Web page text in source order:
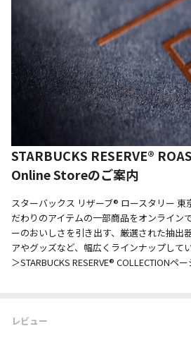
STARBUCKS RESERVE®
Online Storeのご案内
スターバックス リザーブ® ロースタリー 東
だわりのアイテムの一部商品をオンライン
ーのおいしさを引き出す、厳選された抽出
アやグッズなど、幅広くラインナップしてい
＞STARBUCKS RESERVE® COLLECTIONペー
レビュー